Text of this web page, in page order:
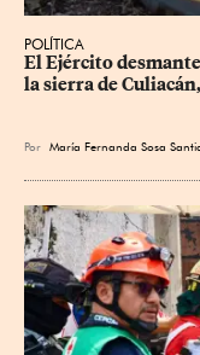
POLÍTICA
El Ejército
la sierra de
Por María Fernanda Sosa